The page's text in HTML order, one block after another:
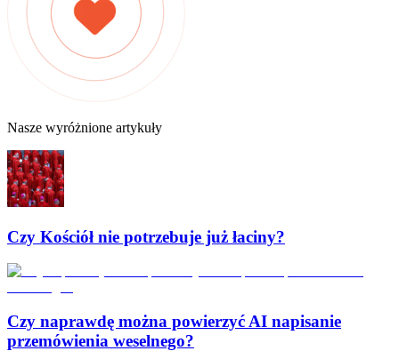
Nasze wyróżnione artykuły
Czy Kościół nie potrzebuje już łaciny?
Czy naprawdę można powierzyć AI napisanie
przemówienia weselnego?